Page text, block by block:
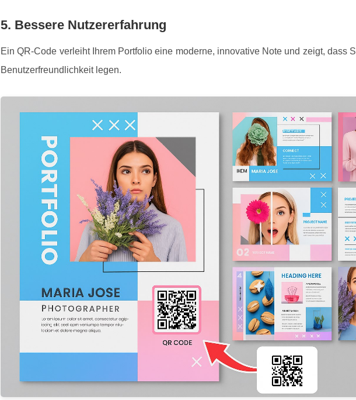
5. Bessere Nutzererfahrung
Ein QR-Code verleiht Ihrem Portfolio eine moderne, innovative Note und zeigt, dass
Benutzerfreundlichkeit legen.